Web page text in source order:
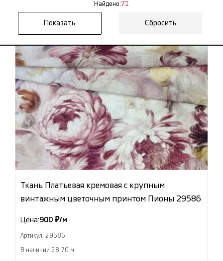
Найдено: 71
Сбросить
Ткань Платьевая кремовая с крупным
винтажным цветочным принтом Пионы 29586
Цена:900 ₽/м
Артикул: 29586
В наличии 28.70 м